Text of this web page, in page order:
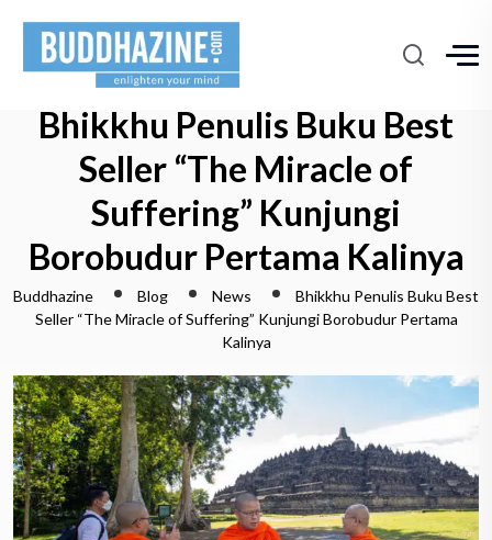
Bhikkhu Penulis Buku Best
Seller “The Miracle of
Suffering” Kunjungi
Borobudur Pertama Kalinya
Buddhazine Blog News
Bhikkhu Penulis Buku Best
Seller “The Miracle of Suffering” Kunjungi Borobudur Pertama
Kalinya